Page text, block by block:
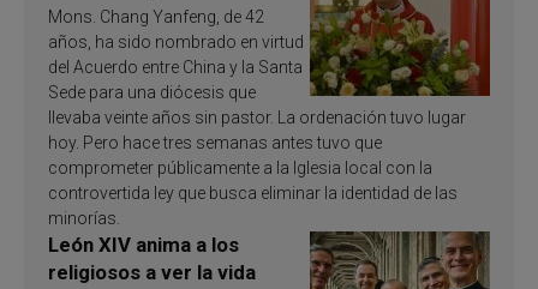
Mons. Chang Yanfeng, de 42
años, ha sido nombrado en virtud
del Acuerdo entre China y la Santa
Sede para una diócesis que
llevaba veinte años sin pastor. La ordenación tuvo lugar
hoy. Pero hace tres semanas antes tuvo que
comprometer públicamente a la Iglesia local con la
controvertida ley que busca eliminar la identidad de las
minorías.
León XIV anima a los
religiosos a ver la vida